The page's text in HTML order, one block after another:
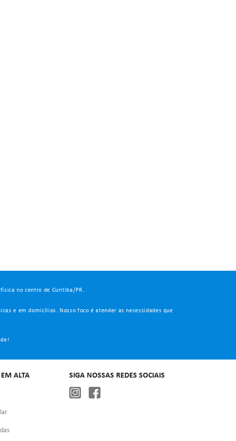
no centro de Curitiba/PR.
e em domicílios. Nosso foco é atender as necessidades que
ALTA SIGA NOSSAS REDES SOCIAIS